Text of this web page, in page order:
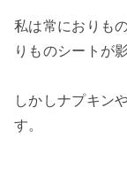
私は常におりも
りものシートが
しかしナプキン
す。